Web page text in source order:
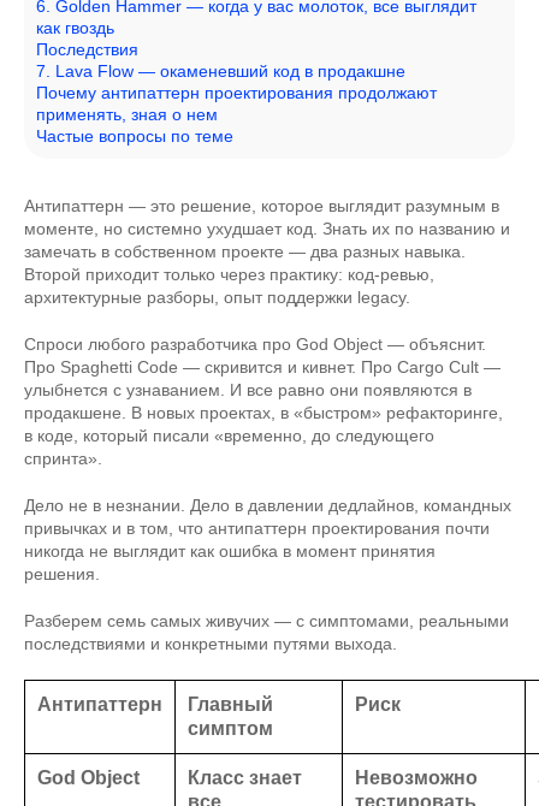
6. Golden Hammer — когда у вас молоток, все выглядит
как гвоздь
Последствия
7. Lava Flow — окаменевший код в продакшне
Почему антипаттерн проектирования продолжают
применять, зная о нем
Частые вопросы по теме
Антипаттерн — это решение, которое выглядит разумным в
моменте, но системно ухудшает код. Знать их по названию и
замечать в собственном проекте — два разных навыка.
Второй приходит только через практику: код-ревью,
архитектурные разборы, опыт поддержки legacy.
Спроси любого разработчика про God Object — объяснит.
Про Spaghetti Code — скривится и кивнет. Про Cargo Cult —
улыбнется с узнаванием. И все равно они появляются в
продакшене. В новых проектах, в «быстром» рефакторинге,
в коде, который писали «временно, до следующего
спринта».
Дело не в незнании. Дело в давлении дедлайнов, командных
привычках и в том, что антипаттерн проектирования почти
никогда не выглядит как ошибка в момент принятия
решения.
Разберем семь самых живучих — с симптомами, реальными
последствиями и конкретными путями выхода.
Антипаттерн
Главный
симптом
Риск
God Object
Класс знает
все
Невозможно
тестировать